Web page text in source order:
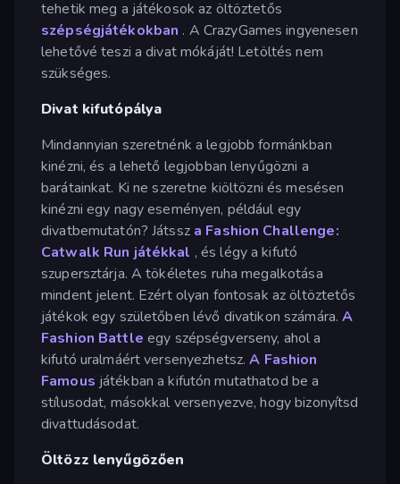
tehetik meg a játékosok az öltöztetős
szépségjátékokban . A CrazyGames ingyenesen
lehetővé teszi a divat mókáját! Letöltés nem
szükséges.
Divat kifutópálya
Mindannyian szeretnénk a legjobb formánkban
kinézni, és a lehető legjobban lenyűgözni a
barátainkat. Ki ne szeretne kiöltözni és mesésen
kinézni egy nagy eseményen, például egy
divatbemutatón? Játssz a Fashion Challenge:
Catwalk Run játékkal , és légy a kifutó
szupersztárja. A tökéletes ruha megalkotása
mindent jelent. Ezért olyan fontosak az öltöztetős
játékok egy születőben lévő divatikon számára.A
Fashion Battle egy szépségverseny, ahol a
kifutó uralmáért versenyezhetsz.A Fashion
Famous játékban a kifutón mutathatod be a
stílusodat, másokkal versenyezve, hogy bizonyítsd
divattudásodat.
Öltözz lenyűgözően